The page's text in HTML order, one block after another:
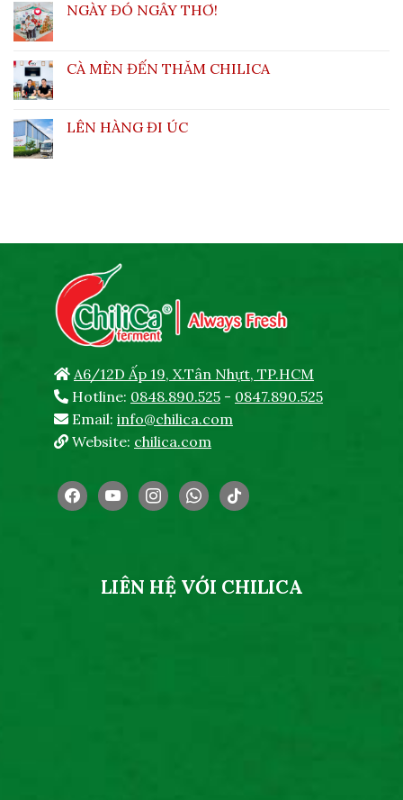
NGÀY ĐÓ NGÂY THƠ!
CÀ MÈN ĐẾN THĂM CHILICA
LÊN HÀNG ĐI ÚC
A6/12D Ấp 19, X.Tân Nhựt, TP.HCM
Hotline: 0848.890.525 - 0847.890.525
Email: info@chilica.com
Website: chilica.com
facebookyoutubeinstagramwhatsapp
tiktok
LIÊN HỆ VỚI CHILICA